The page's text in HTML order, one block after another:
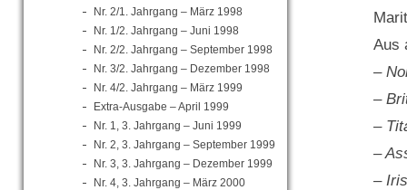
Nr. 2/1. Jahrgang – März 1998
Nr. 1/2. Jahrgang – Juni 1998
Nr. 2/2. Jahrgang – September 1998
Nr. 3/2. Jahrgang – Dezember 1998
Nr. 4/2. Jahrgang – März 1999
Extra-Ausgabe – April 1999
Nr. 1, 3. Jahrgang – Juni 1999
Nr. 2, 3. Jahrgang – September 1999
Nr. 3, 3. Jahrgang – Dezember 1999
Nr. 4, 3. Jahrgang – März 2000
Aus
–
–
–
–
–